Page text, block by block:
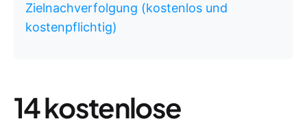
Zielnachverfolgung (kostenlos und
kostenpflichtig)
14 kostenlose